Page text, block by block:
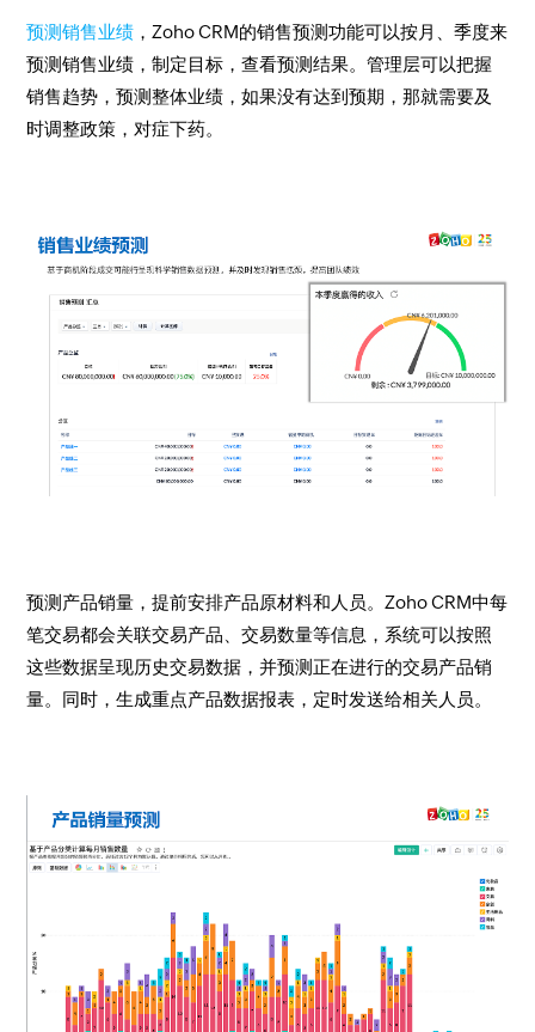
预测销售业绩 ，Zoho CRM的销售预测功能可以按月、季度来
预测销售业绩，制定目标，查看预测结果。管理层可以把握
销售趋势，预测整体业绩，如果没有达到预期，那就需要及
时调整政策，对症下药。
预测产品销量，提前安排产品原材料和人员。Zoho CRM中每
笔交易都会关联交易产品、交易数量等信息，系统可以按照
这些数据呈现历史交易数据，并预测正在进行的交易产品销
量。同时，生成重点产品数据报表，定时发送给相关人员。